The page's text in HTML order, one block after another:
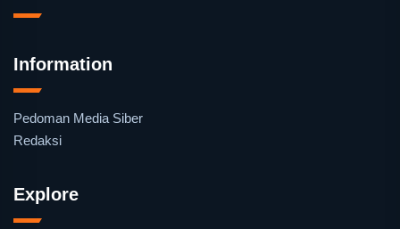
Information
Pedoman Media Siber
Redaksi
Explore